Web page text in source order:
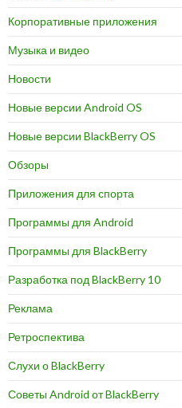
Корпоративные приложения
Музыка и видео
Новости
Новые версии Android OS
Новые версии BlackBerry OS
Обзоры
Приложения для спорта
Программы для Android
Программы для BlackBerry
Разработка под BlackBerry 10
Реклама
Ретроспектива
Слухи о BlackBerry
Советы Android от BlackBerry